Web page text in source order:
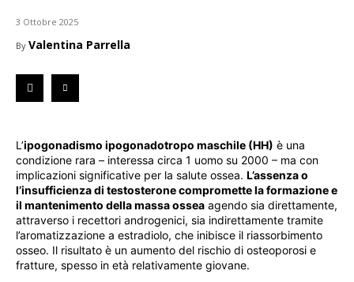
3 Ottobre 2025
By Valentina Parrella
L’ipogonadismo ipogonadotropo maschile (HH) è una
condizione rara – interessa circa 1 uomo su 2000 – ma con
implicazioni significative per la salute ossea. L’assenza o
l’insufficienza di testosterone compromette la formazione e
il mantenimento della massa ossea agendo sia direttamente,
attraverso i recettori androgenici, sia indirettamente tramite
l’aromatizzazione a estradiolo, che inibisce il riassorbimento
osseo. Il risultato è un aumento del rischio di osteoporosi e
fratture, spesso in età relativamente giovane.